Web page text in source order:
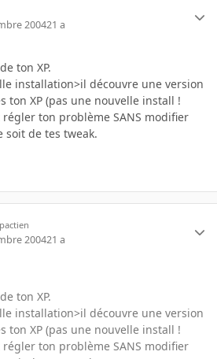
200421 a
ton XP.
installation>il découvre une version
ton XP (pas une nouvelle install !
ton problème SANS modifier
soit de tes tweak.
200421 a
ton XP.
installation>il découvre une version
ton XP (pas une nouvelle install !
ton problème SANS modifier